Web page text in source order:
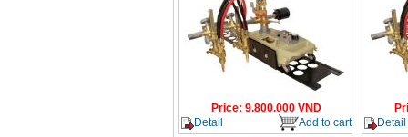
Price: 9.800.000 VND
Detail
Add to cart
Detail